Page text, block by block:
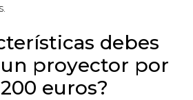
debes
proyector por
euros?